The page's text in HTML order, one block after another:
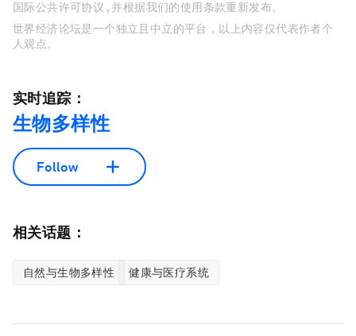
国际公共许可协议 , 并根据我们的使用条款重新发布。
世界经济论坛是一个独立且中立的平台，以上内容仅代表作者个
人观点。
实时追踪：
生物多样性
Follow
相关话题：
自然与生物多样性 健康与医疗系统